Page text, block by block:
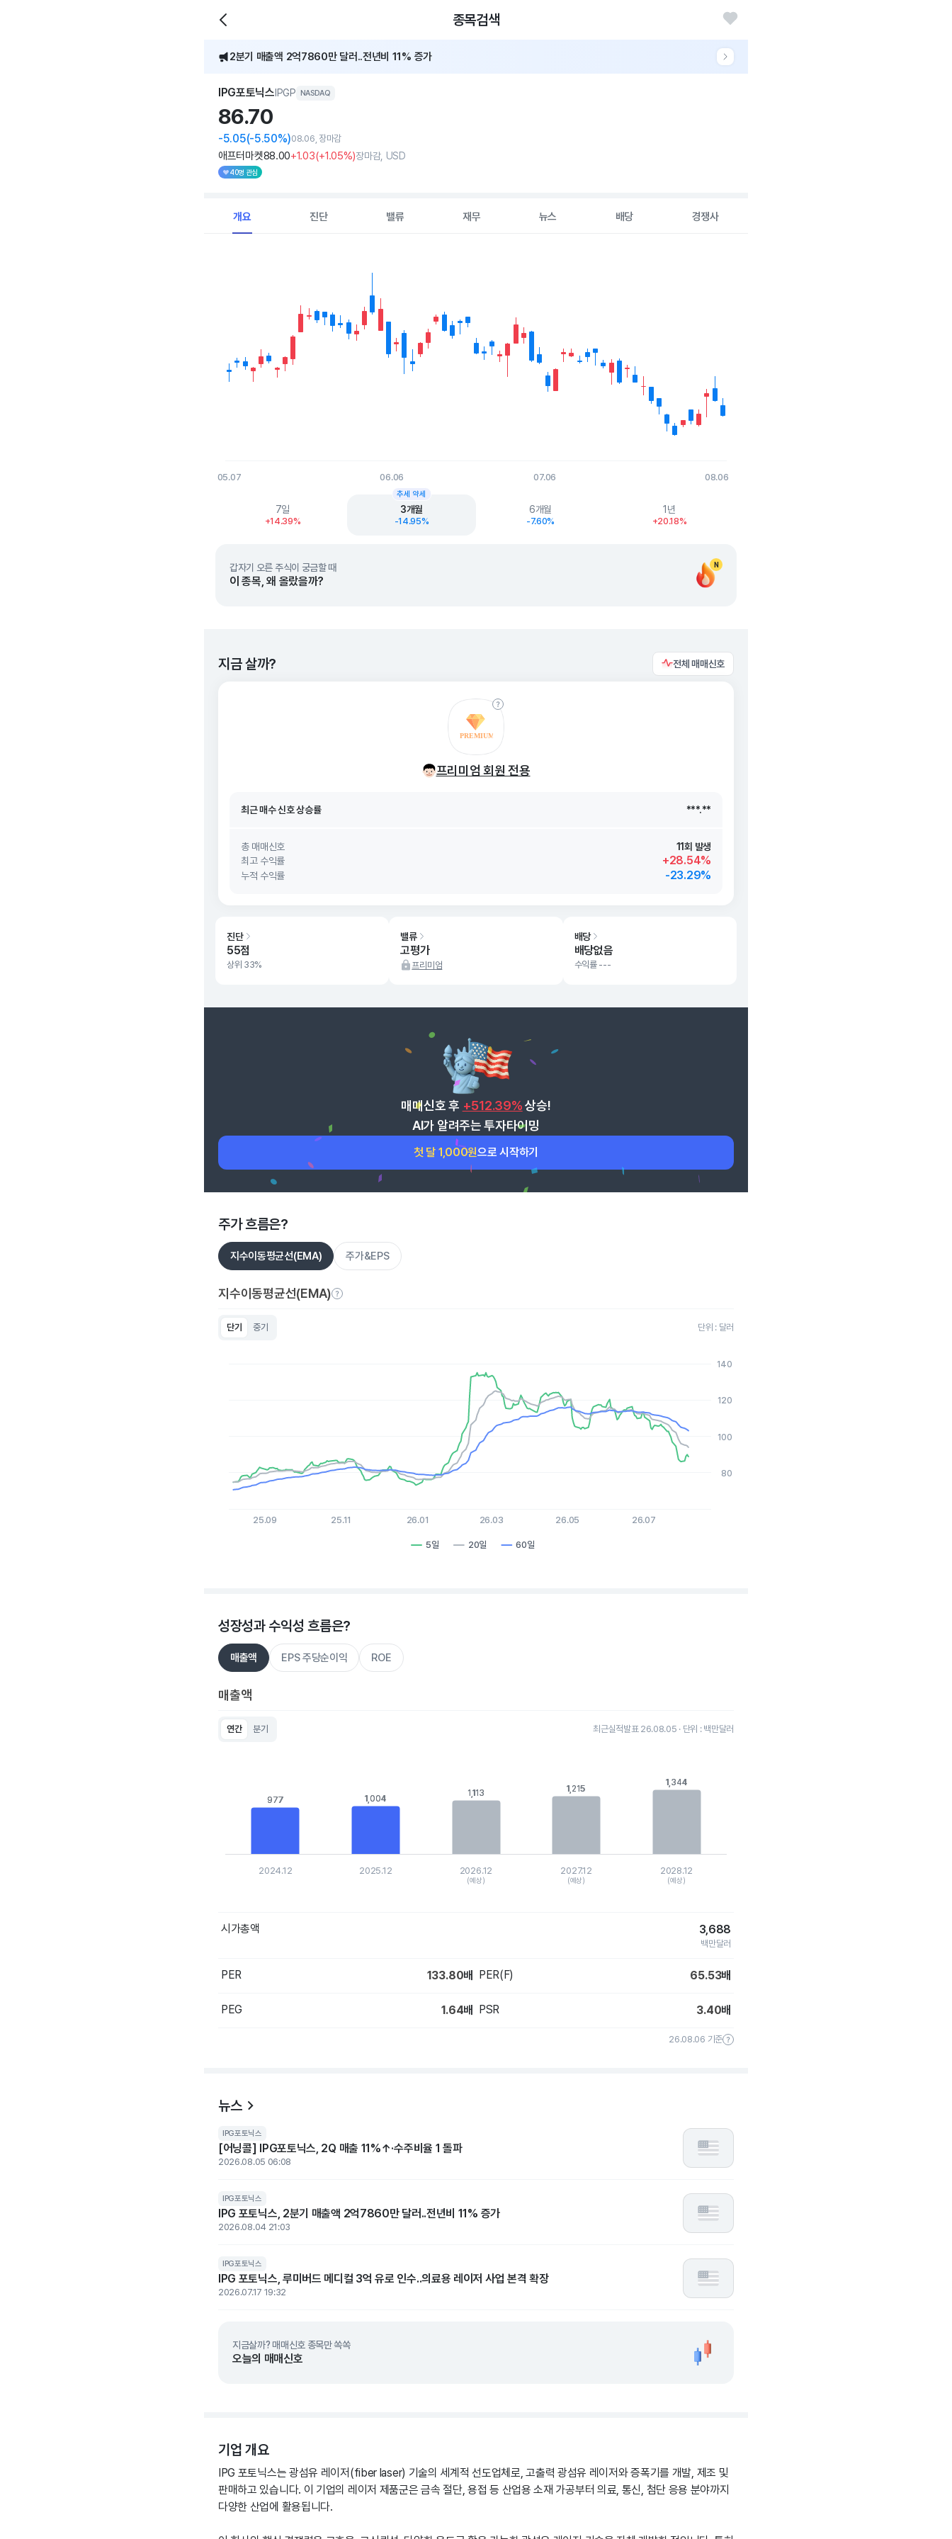
종목검색
[어닝콜] IPG포토닉스, 2Q 매출 11%↑·수주비율 1 돌파
IPG포토닉스 IPGP NASDAQ
86.70
-5.05(-5.50%)08.06, 장마감
애프터마켓88.00+1.03(+1.05%)장마감, USD
40명 관심
개요 진단 밸류 재무 뉴스 배당 경쟁사
The chart has 1 Y axis displaying values. Data ranges from 79.72 to 135.
05.07 06.06 07.06 08.06
7일
+14.39%
3개월
-14.95%
추세 약세
6개월
-7.60%
1년
+20.18%
N
갑자기 오른 주식이 궁금할 때
이 종목, 왜 올랐을까?
지금 살까? 전체 매매신호
프리미엄 회원 전용
최근 매수 신호26. 08/07 ***.**
총 매매신호
11회 발생
최고 수익률
+28.54%
누적 수익률 -23.29%
진단
55점
상위 33%
밸류
고평가
프리미엄
배당
배당없음
수익률 ---
매매신호 후 +512.39% 상승!
AI가 알려주는 투자타이밍
첫 달 1,000원으로 시작하기
주가 흐름은?
지수이동평균선(EMA) 주가&EPS
지수이동평균선(EMA)
단기 중기 단위 : 달러
The chart has 1 X axis displaying Time. Data ranges from 2025-08-06 15:00:00 to 2026-08-05 15:00:00.
The chart has 1 Y axis displaying values. Data ranges from 70.57 to 135.05.
5일 20일 60일
25.09 25.11 26.01 26.03 26.05 26.07
80
100
120
140
성장성과 수익성 흐름은?
매출액 EPS 주당순이익 ROE
매출액
연간 분기 최근실적발표 26.08.05 · 단위 : 백만달러
The chart has 1 Y axis displaying values. Data ranges from 977.134 to 1343.64986.
977
977 1,004
1,004
1,113
1,113 1,215
1,215
1,344
1,344
2024.12 2025.12 2026.12
(예상)
2027.12
(예상)
2028.12
(예상)
시가총액 3,688
백만달러
PER 133.80배 PER(F) 65.53배
PEG 1.64배 PSR 3.40배
26.08.06 기준
뉴스
IPG포토닉스
[어닝콜] IPG포토닉스, 2Q 매출 11%↑·수주비율 1 돌파
2026.08.05 06:08
IPG포토닉스
IPG 포토닉스, 2분기 매출액 2억7860만 달러..전년비 11% 증가
2026.08.04 21:03
IPG포토닉스
IPG 포토닉스, 루미버드 메디컬 3억 유로 인수..의료용 레이저 사업 본격 확장
2026.07.17 19:32
지금살까? 매매신호 종목만 쏙쏙
오늘의 매매신호
기업 개요
IPG 포토닉스는 광섬유 레이저(fiber laser) 기술의 세계적 선도업체로, 고출력 광섬유 레이저와 증폭기를 개발, 제조 및
판매하고 있습니다. 이 기업의 레이저 제품군은 금속 절단, 용접 등 산업용 소재 가공부터 의료, 통신, 첨단 응용 분야까지
다양한 산업에 활용됩니다.